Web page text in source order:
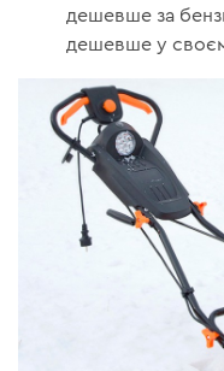
дешевше за
дешевше у